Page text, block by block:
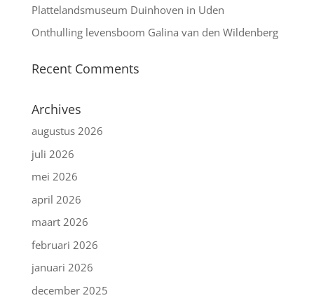
Plattelandsmuseum Duinhoven in Uden
Onthulling levensboom Galina van den Wildenberg
Recent Comments
Archives
augustus 2026
juli 2026
mei 2026
april 2026
maart 2026
februari 2026
januari 2026
december 2025